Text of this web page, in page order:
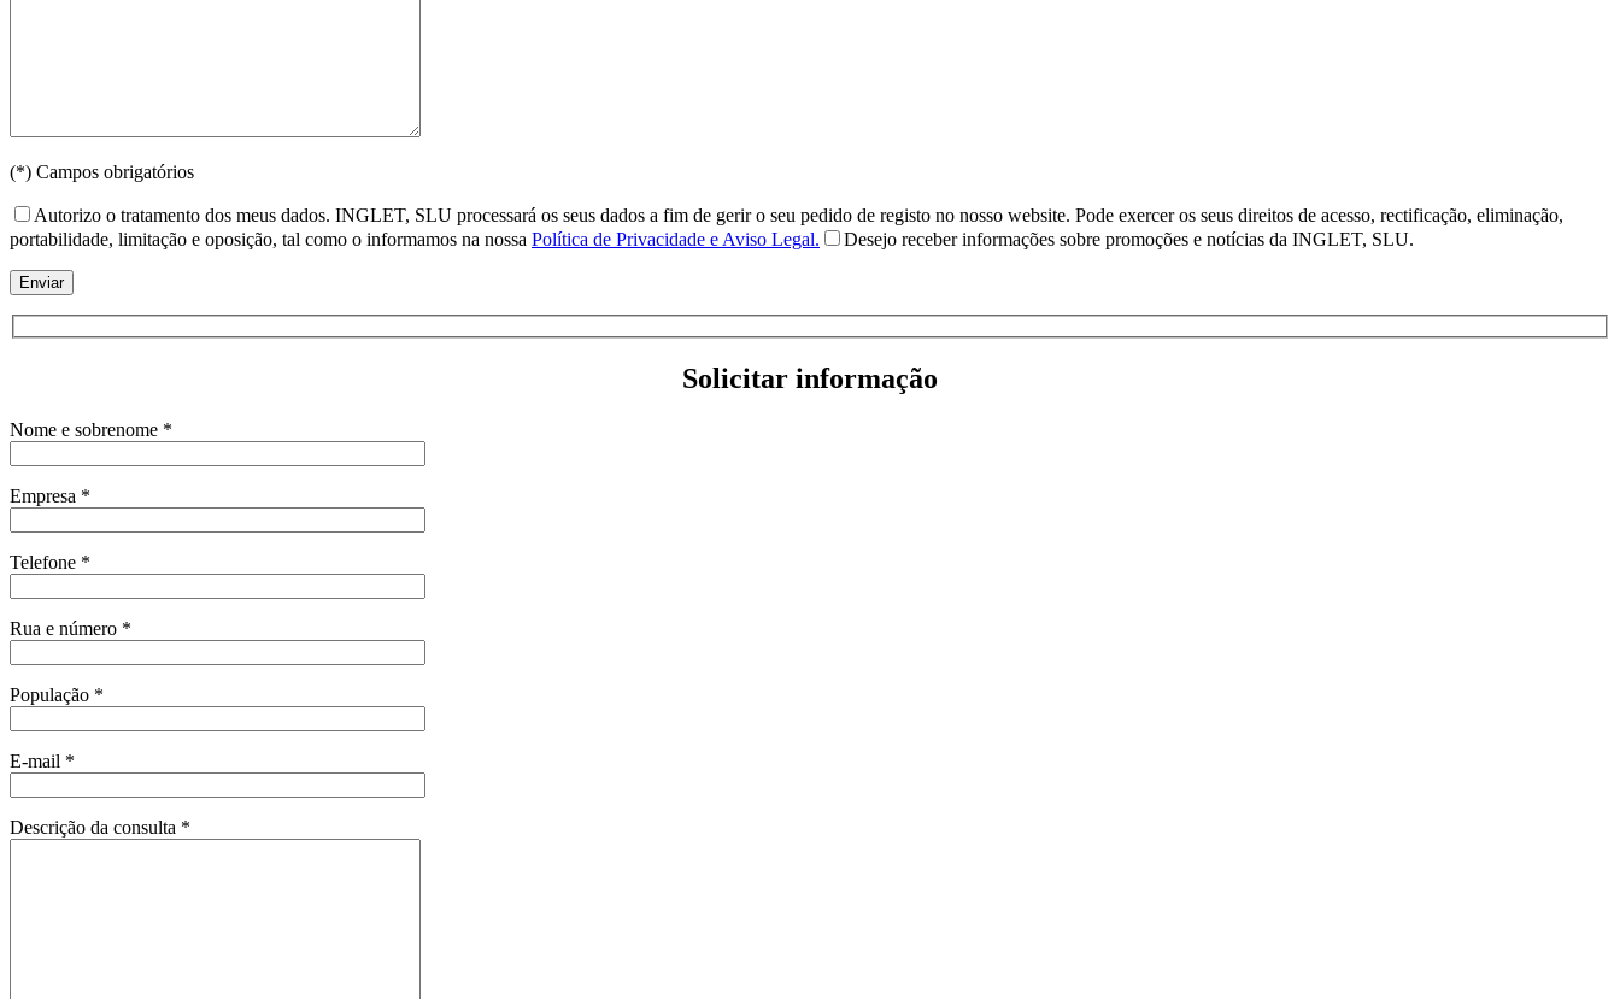
(*) Campos obrigatórios
Autorizo o tratamento dos meus dados. INGLET, SLU processará os seus dados a fim de gerir o seu pedido de registo no nosso website. Pode exercer os seus direitos de acesso, rectificação, eliminação,
portabilidade, limitação e oposição, tal como o informamos na nossa Política de Privacidade e Aviso Legal. Desejo receber informações sobre promoções e notícias da INGLET, SLU.
Solicitar informação
Nome e sobrenome *
Empresa *
Telefone *
Rua e número *
População *
E-mail *
Descrição da consulta *